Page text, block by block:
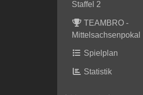
Staffel 2
TEAMBRO -
Mittelsachsenpokal
Spielplan
Statistik